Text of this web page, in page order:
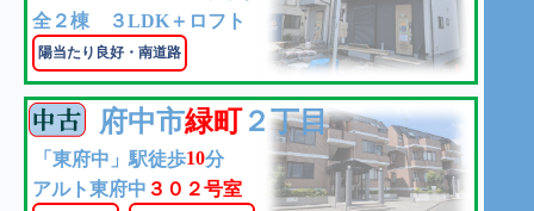
全２棟 ３LDK＋ロフト
陽当たり良好・南道路
府中市緑町２丁目
「東府中」駅徒歩10分
アルト東府中 ３０２号室